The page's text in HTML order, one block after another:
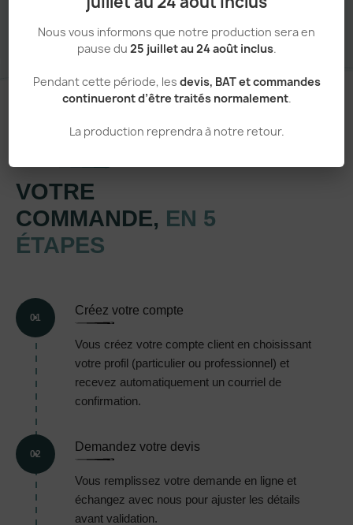
Nous vous informons que notre production sera en
pause du 25 juillet au 24 août inclus.
Pendant cette période, les devis, BAT et commandes
continueront d’être traités normalement.
La production reprendra à notre retour.
VOTRE
COMMANDE, EN 5
ÉTAPES
01
Créez votre compte
Vous créez votre compte client en choisissant
votre profil (particulier ou professionnel) et
recevez automatiquement un courriel de
confirmation.
02
Demandez votre devis
Vous remplissez votre demande en ligne et
échangez avec nous pour ajuster les détails
avant validation.